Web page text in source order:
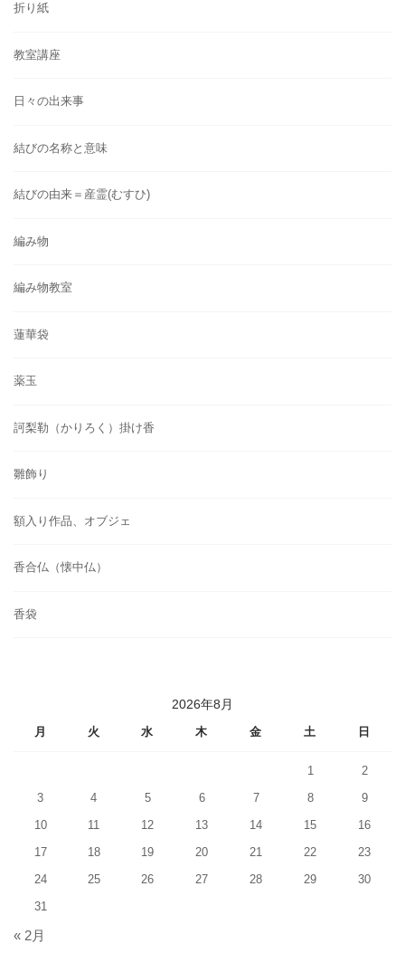
折り紙
教室講座
日々の出来事
結びの名称と意味
結びの由来＝産霊(むすひ)
編み物
編み物教室
蓮華袋
薬玉
訶梨勒（かりろく）掛け香
雛飾り
額入り作品、オブジェ
香合仏（懐中仏）
香袋
2026年8月
月 火 水 木 金 土 日
1
2
3
4 5 6 7 8
9
10
11 12 13 14 15
16
17
18 19 20 21 22
23
24
25 26 27 28 29
30
31
« 2月